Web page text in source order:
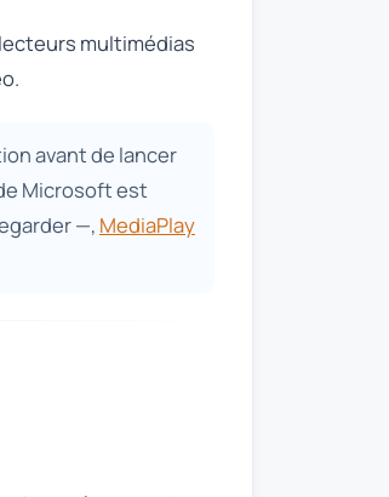
multimédias
avant de lancer
Microsoft est
—, MediaPlay